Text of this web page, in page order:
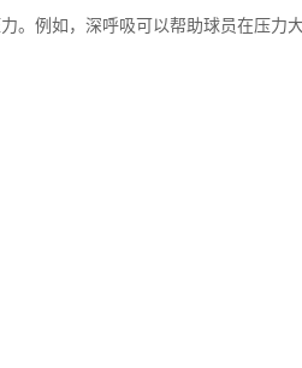
例如，深呼吸可以帮助球员在压力